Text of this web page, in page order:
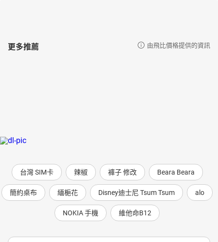
更多推薦 由飛比價格提供的資訊
台灣 SIM卡 辣椒 褲子 修改 Beara Beara
簡約桌布 緬梔花 Disney迪士尼 Tsum Tsum alo
NOKIA 手機 維他命B12